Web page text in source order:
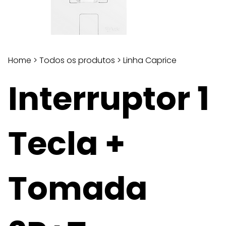
Home > Todos os produtos > Linha Caprice
Interruptor 1
Tecla +
Tomada